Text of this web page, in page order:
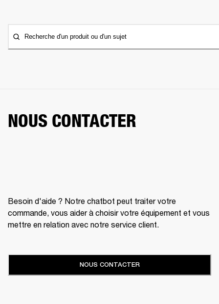
Recherche d'un produit ou d'un sujet
NOUS CONTACTER
Besoin d'aide ? Notre chatbot peut traiter votre
commande, vous aider à choisir votre équipement et vous
mettre en relation avec notre service client.
NOUS CONTACTER